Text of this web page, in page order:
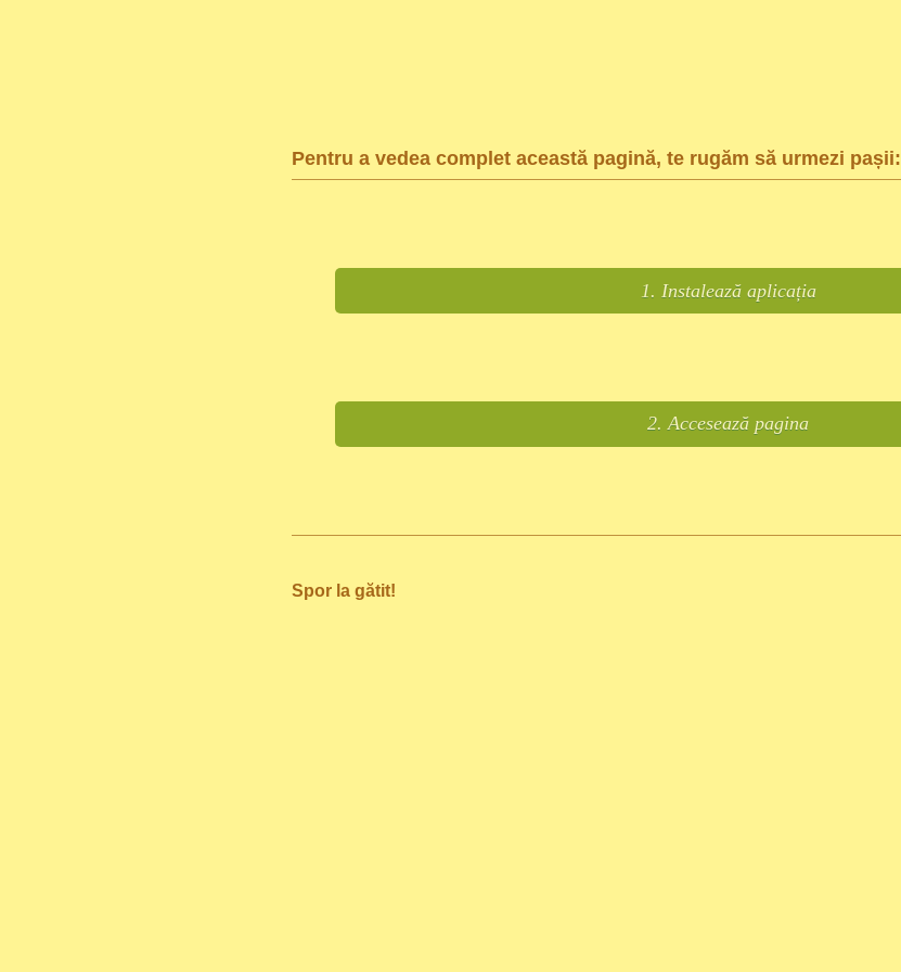
Pentru a vedea complet această pagină, te rugăm să urmezi pașii:
1. Instalează aplicația
2. Accesează pagina
Spor la gătit!